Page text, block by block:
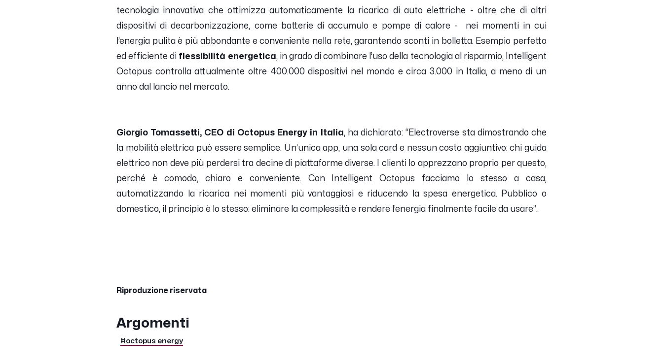
tecnologia innovativa che ottimizza automaticamente la ricarica di auto elettriche - oltre che di altri
dispositivi di decarbonizzazione, come batterie di accumulo e pompe di calore - nei momenti in cui
l’energia pulita è più abbondante e conveniente nella rete, garantendo sconti in bolletta. Esempio perfetto
ed efficiente di flessibilità energetica, in grado di combinare l’uso della tecnologia al risparmio, Intelligent
Octopus controlla attualmente oltre 400.000 dispositivi nel mondo e circa 3.000 in Italia, a meno di un
anno dal lancio nel mercato.
Giorgio Tomassetti, CEO di Octopus Energy in Italia, ha dichiarato: “Electroverse sta dimostrando che
la mobilità elettrica può essere semplice. Un’unica app, una sola card e nessun costo aggiuntivo: chi guida
elettrico non deve più perdersi tra decine di piattaforme diverse. I clienti lo apprezzano proprio per questo,
perché è comodo, chiaro e conveniente. Con Intelligent Octopus facciamo lo stesso a casa,
automatizzando la ricarica nei momenti più vantaggiosi e riducendo la spesa energetica. Pubblico o
domestico, il principio è lo stesso: eliminare la complessità e rendere l’energia finalmente facile da usare”.
Riproduzione riservata
Argomenti
#octopus energy